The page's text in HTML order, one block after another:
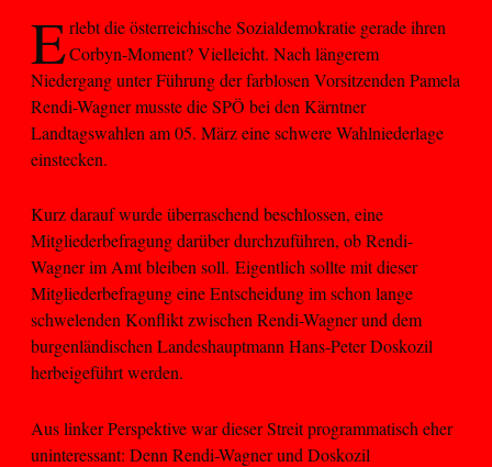
Erlebt die österreichische Sozialdemokratie gerade ihren
Corbyn-Moment? Vielleicht. Nach längerem
Niedergang unter Führung der farblosen Vorsitzenden Pamela
Rendi-Wagner musste die SPÖ bei den Kärntner
Landtagswahlen am 05. März eine schwere Wahlniederlage
einstecken.
Kurz darauf wurde überraschend beschlossen, eine
Mitgliederbefragung darüber durchzuführen, ob Rendi-
Wagner im Amt bleiben soll. Eigentlich sollte mit dieser
Mitgliederbefragung eine Entscheidung im schon lange
schwelenden Konflikt zwischen Rendi-Wagner und dem
burgenländischen Landeshauptmann Hans-Peter Doskozil
herbeigeführt werden.
Aus linker Perspektive war dieser Streit programmatisch eher
uninteressant: Denn Rendi-Wagner und Doskozil